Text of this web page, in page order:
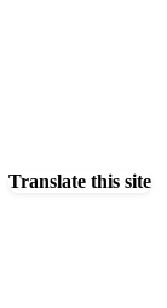
Translate this site